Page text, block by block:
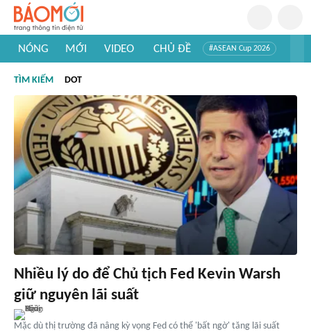
NÓNG MỚI VIDEO CHỦ ĐỀ #ASEAN Cup 2026
#Khám phá thế giới
TÌM KIẾM DOT
Nhiều lý do để Chủ tịch Fed Kevin Warsh
giữ nguyên lãi suất
Mặc dù thị trường đã nâng kỳ vọng Fed có thể 'bất ngờ' tăng lãi suất